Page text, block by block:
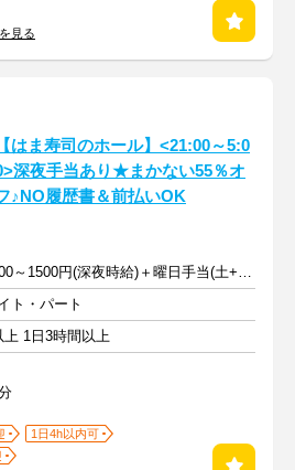
見る
【はま寿司のホール】<21:00～5:0
深夜手当あり★まかない55％オ
♪NO履歴書＆前払いOK
時給1200～1500円(深夜時給)＋曜日手当(土+70円、日祝+100円)
ト・パート
上 1日3時間以上
1日4h以内可